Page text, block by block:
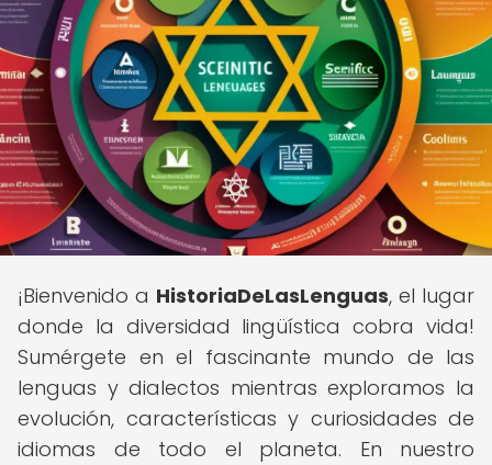
¡Bienvenido a HistoriaDeLasLenguas, el lugar
donde la diversidad lingüística cobra vida!
Sumérgete en el fascinante mundo de las
lenguas y dialectos mientras exploramos la
evolución, características y curiosidades de
idiomas de todo el planeta. En nuestro